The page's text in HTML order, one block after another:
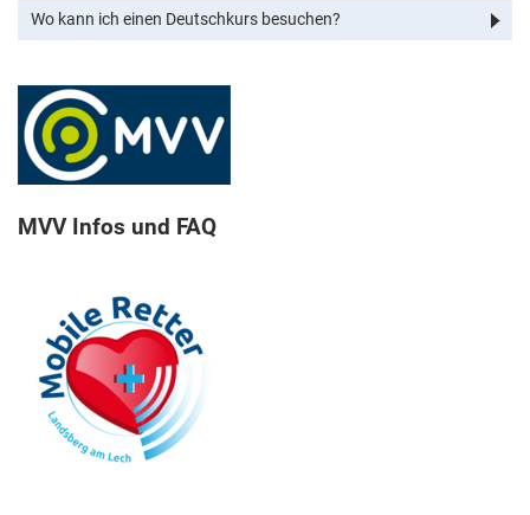
Wo kann ich einen Deutschkurs besuchen?
MVV Infos und FAQ